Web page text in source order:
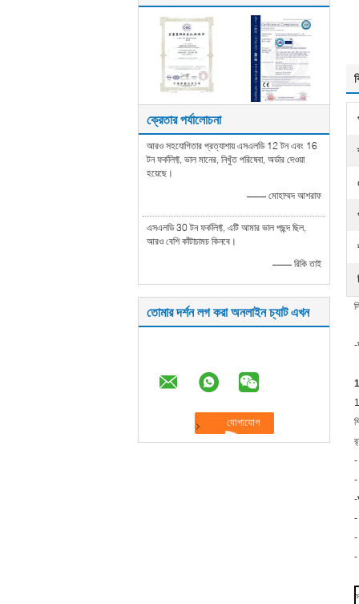
ক্রেতার পর্যালোচনা
আরও সহযোগিতার প্রত্যাশায় এসএলডি 12 টন এবং 16
টন ফর্কলিফ্ট, ভাল মানের, নিখুঁত পরিষেবা, অর্ডার দেওয়া
হয়েছে।
—— মোহাম্মদ আশরাফ
এসএলডি 30 টন ফর্কলিফ্ট, এটি আমার ভাল পছন্দ ছিল,
আরও বেশি কাঁটাচামচ কিনবে।
—— রিকি তাই
তোমার দর্শন লগ করা অনলাইন চ্যাট এখন
-
-
-
-
-
-
-